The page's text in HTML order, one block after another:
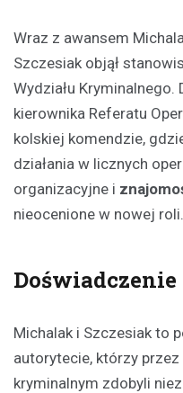
Wraz z awansem
Szczesiak objął
Wydziału Kryminalnego.
kierownika Referatu
kolskiej komendzie,
działania w licznych
organizacyjne i
nieocenione w nowej roli.
Michalak i Szczesiak to
autorytecie, którzy
kryminalnym zdobyli